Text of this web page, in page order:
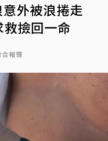
外被浪捲走
撿回一命
報導